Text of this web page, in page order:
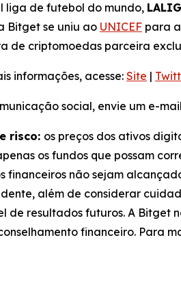
liga de futebol do mundo,
Bitget se uniu ao UNICEF para
de criptomoedas parceira
informações, acesse:Site |
social, envie um e-
risco: os preços dos ativos
os fundos que possam
financeiros não sejam
além de considerar
de resultados futuros. A Bitget
financeiro. Para